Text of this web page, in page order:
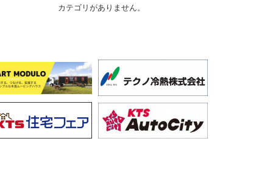
カテゴリがありません。